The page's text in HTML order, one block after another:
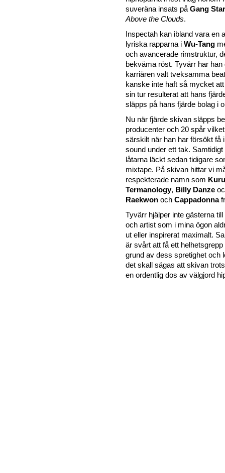
suveräna insats på Gang
Above the Clouds.
Inspectah kan ibland vara en
lyriska rapparna i Wu-Tang
och avancerade rimstruktur,
bekväma röst. Tyvärr har han
karriären valt tveksamma
kanske inte haft så mycket
sin tur resulterat att hans
släpps på hans fjärde bolag i
Nu när fjärde skivan släpps
producenter och 20 spår
särskilt när han har försökt få
sound under ett tak.
låtarna läckt sedan tidigare
mixtape. På skivan hittar vi
respekterade namn som
Termanology, Billy Danze
Raekwon och Cappadonna
Tyvärr hjälper inte gästerna
och artist som i mina ögon
ut eller inspirerat maximalt.
är svårt att få ett
grund av dess spretighet och
det skall sägas att skivan
en ordentlig dos av välgjord